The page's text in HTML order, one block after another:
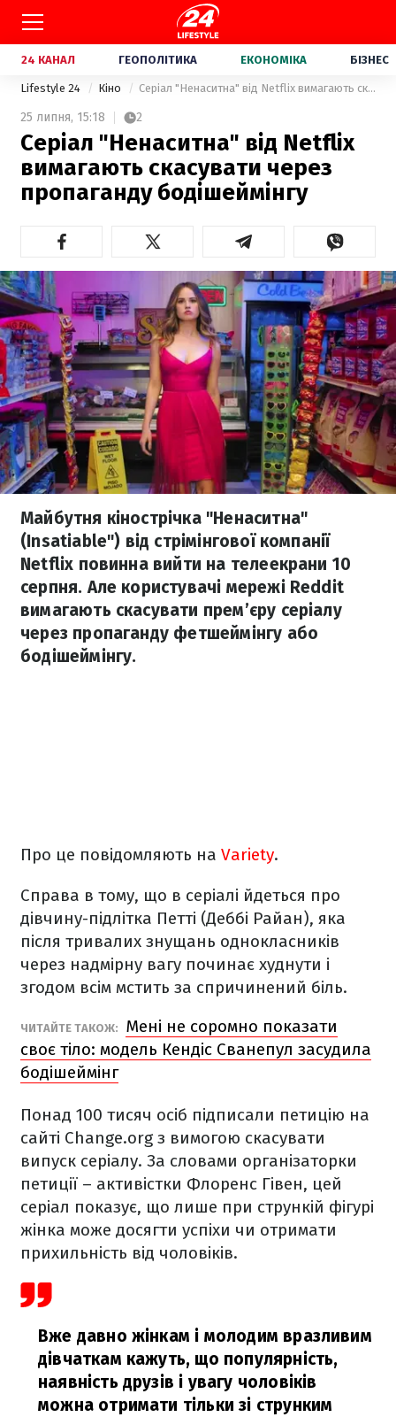
24 КАНАЛ ГЕОПОЛІТИКА ЕКОНОМІКА БІЗНЕС
Lifestyle 24 Кіно Серіал "Ненаситна" від Netflix вимагають скасувати через пропаганду бодішеймінгу
25 липня, 15:18 2
Серіал "Ненаситна" від Netflix
вимагають скасувати через
пропаганду бодішеймінгу
Майбутня кінострічка "Ненаситна"
(Insatiable") від стрімінгової компанії
Netflix повинна вийти на телеекрани 10
серпня. Але користувачі мережі Reddit
вимагають скасувати прем’єру серіалу
через пропаганду фетшеймінгу або
бодішеймінгу.
Про це повідомляють на Variety.
Справа в тому, що в серіалі йдеться про
дівчину-підлітка Петті (Деббі Райан), яка
після тривалих знущань однокласників
через надмірну вагу починає худнути і
згодом всім мстить за спричинений біль.
ЧИТАЙТЕ ТАКОЖ:
Мені не соромно показати
своє тіло: модель Кендіс Сванепул засудила
бодішеймінг
Понад 100 тисяч осіб підписали петицію на
сайті Change.org з вимогою скасувати
випуск серіалу. За словами організаторки
петиції – активістки Флоренс Гівен, цей
серіал показує, що лише при стрункій фігурі
жінка може досягти успіхи чи отримати
прихильність від чоловіків.
Вже давно жінкам і молодим вразливим
дівчаткам кажуть, що популярність,
наявність друзів і увагу чоловіків
можна отримати тільки зі струнким